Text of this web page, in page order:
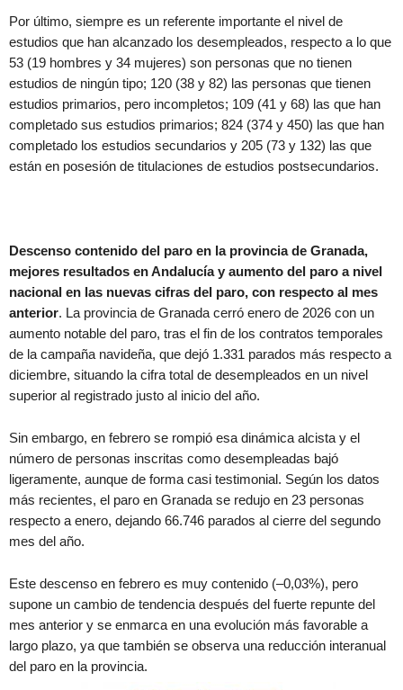
Por último, siempre es un referente importante el nivel de
estudios que han alcanzado los desempleados, respecto a lo que
53 (19 hombres y 34 mujeres) son personas que no tienen
estudios de ningún tipo; 120 (38 y 82) las personas que tienen
estudios primarios, pero incompletos; 109 (41 y 68) las que han
completado sus estudios primarios; 824 (374 y 450) las que han
completado los estudios secundarios y 205 (73 y 132) las que
están en posesión de titulaciones de estudios postsecundarios.
Descenso contenido del paro en la provincia de Granada,
mejores resultados en Andalucía y aumento del paro a nivel
nacional en las nuevas cifras del paro, con respecto al mes
anterior. La provincia de Granada cerró enero de 2026 con un
aumento notable del paro, tras el fin de los contratos temporales
de la campaña navideña, que dejó 1.331 parados más respecto a
diciembre, situando la cifra total de desempleados en un nivel
superior al registrado justo al inicio del año.
Sin embargo, en febrero se rompió esa dinámica alcista y el
número de personas inscritas como desempleadas bajó
ligeramente, aunque de forma casi testimonial. Según los datos
más recientes, el paro en Granada se redujo en 23 personas
respecto a enero, dejando 66.746 parados al cierre del segundo
mes del año.
Este descenso en febrero es muy contenido (–0,03%), pero
supone un cambio de tendencia después del fuerte repunte del
mes anterior y se enmarca en una evolución más favorable a
largo plazo, ya que también se observa una reducción interanual
del paro en la provincia.